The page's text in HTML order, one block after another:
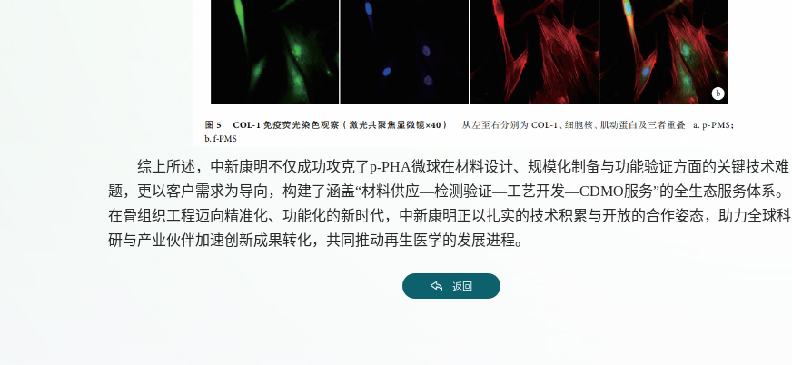
综上所述，中新康明不仅成功攻克了p-PHA微球在材料设计、规模化制备与功能验证方面的关键技术难
题，更以客户需求为导向，构建了涵盖“材料供应—检测验证—工艺开发—CDMO服务”的全生态服务体系。
在骨组织工程迈向精准化、功能化的新时代，中新康明正以扎实的技术积累与开放的合作姿态，助力全球科
研与产业伙伴加速创新成果转化，共同推动再生医学的发展进程。
返回